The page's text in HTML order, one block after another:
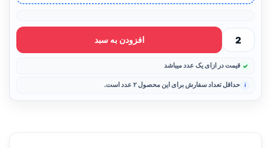
افزودن به سبد
قیمت در ازای یک عدد میباشد
حداقل تعداد سفارش برای این محصول ۲ عدد است.